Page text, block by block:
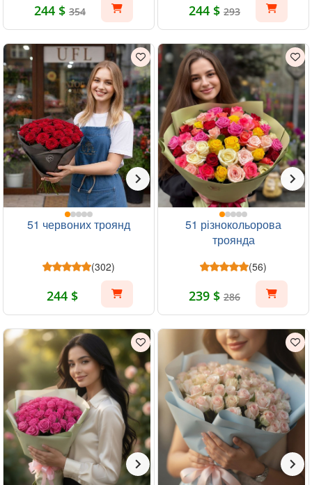
244 $ 354 244 $ 293
51 червоних троянд
(302)
244 $
51 різнокольорова
троянда
(56)
239 $ 286